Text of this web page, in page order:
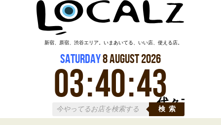
代々木
新宿、原宿、渋谷エリア。いまあいてる、いい店、使える店。
Saturday8August2026
03:40:43
検索